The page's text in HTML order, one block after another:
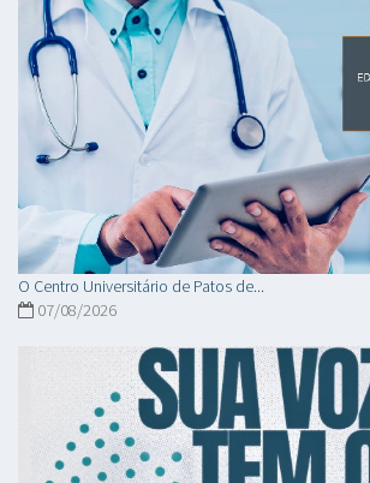
O Centro Universitário de Patos de...
07/08/2026